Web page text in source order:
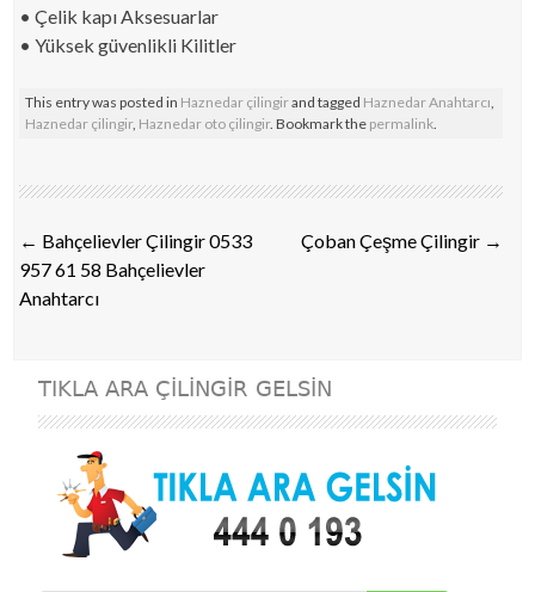
• Çelik kapı Aksesuarlar
• Yüksek güvenlikli Kilitler
This entry was posted in Haznedar çilingirand tagged Haznedar Anahtarcı,
Haznedar çilingir, Haznedar oto çilingir. Bookmark the permalink.
Post navigation
← Bahçelievler Çilingir 0533
957 61 58 Bahçelievler
Anahtarcı
Çoban Çeşme Çilingir →
TIKLA ARA ÇILINGIR GELSIN